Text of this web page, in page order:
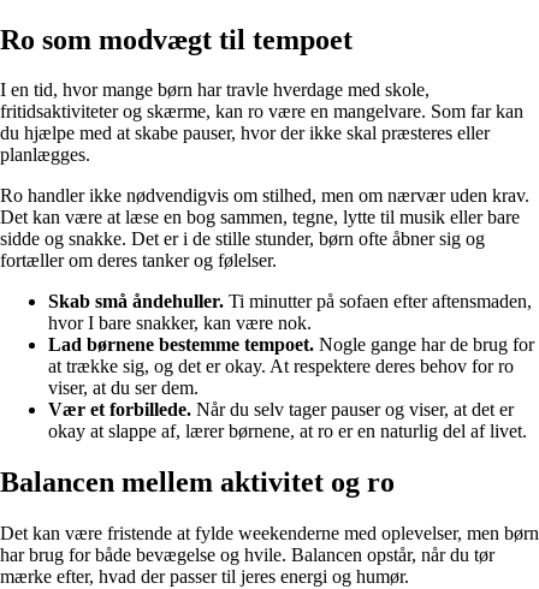
Ro som modvægt til tempoet
I en tid, hvor mange børn har travle hverdage med skole,
fritidsaktiviteter og skærme, kan ro være en mangelvare. Som far kan
du hjælpe med at skabe pauser, hvor der ikke skal præsteres eller
planlægges.
Ro handler ikke nødvendigvis om stilhed, men om nærvær uden krav.
Det kan være at læse en bog sammen, tegne, lytte til musik eller bare
sidde og snakke. Det er i de stille stunder, børn ofte åbner sig og
fortæller om deres tanker og følelser.
Skab små åndehuller. Ti minutter på sofaen efter aftensmaden,
hvor I bare snakker, kan være nok.
Lad børnene bestemme tempoet. Nogle gange har de brug for
at trække sig, og det er okay. At respektere deres behov for ro
viser, at du ser dem.
Vær et forbillede. Når du selv tager pauser og viser, at det er
okay at slappe af, lærer børnene, at ro er en naturlig del af livet.
Balancen mellem aktivitet og ro
Det kan være fristende at fylde weekenderne med oplevelser, men børn
har brug for både bevægelse og hvile. Balancen opstår, når du tør
mærke efter, hvad der passer til jeres energi og humør.